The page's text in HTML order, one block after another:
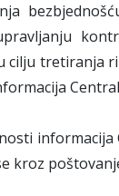
cilju tretiranja
informacija
kroz